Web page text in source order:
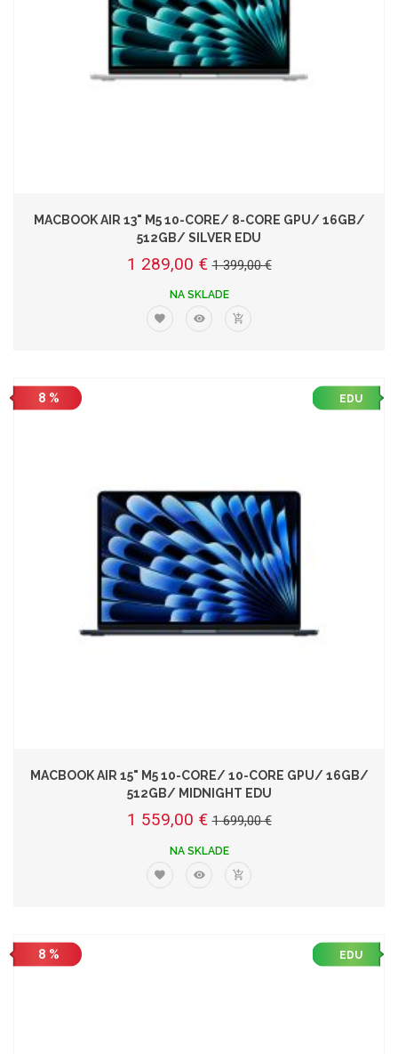
MACBOOK AIR 13" M5 10-CORE/ 8-CORE GPU/ 16GB/
512GB/ SILVER EDU
1 289,00 € 1 399,00 €
NA SKLADE
8 % EDU
MACBOOK AIR 15" M5 10-CORE/ 10-CORE GPU/ 16GB/
512GB/ MIDNIGHT EDU
1 559,00 € 1 699,00 €
NA SKLADE
8 % EDU